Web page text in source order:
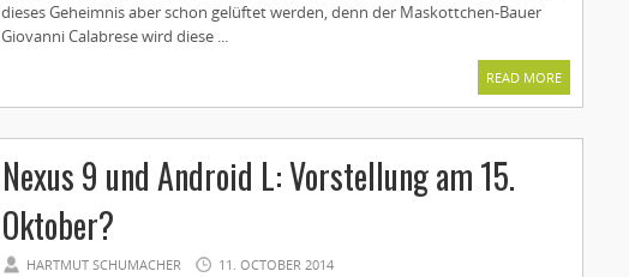
dieses Geheimnis aber schon gelüftet werden, denn der Maskottchen-Bauer
Giovanni Calabrese wird diese ...
READ MORE
Nexus 9 und Android L: Vorstellung am 15.
Oktober?
HARTMUT SCHUMACHER 11. OCTOBER 2014